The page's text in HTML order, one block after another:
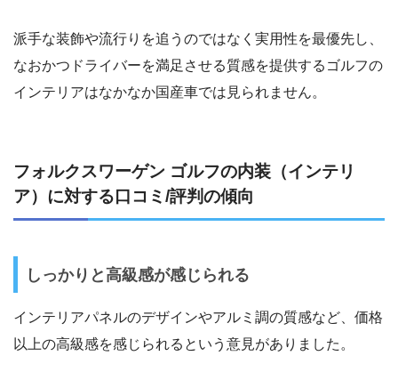
派手な装飾や流行りを追うのではなく実用性を最優先し、
なおかつドライバーを満足させる質感を提供するゴルフの
インテリアはなかなか国産車では見られません。
フォルクスワーゲン ゴルフの内装（インテリ
ア）に対する口コミ/評判の傾向
しっかりと高級感が感じられる
インテリアパネルのデザインやアルミ調の質感など、価格
以上の高級感を感じられるという意見がありました。